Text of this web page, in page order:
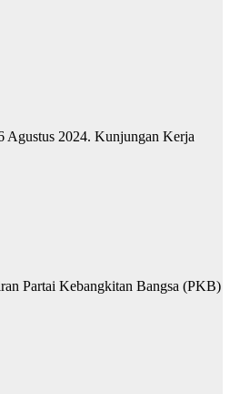
Agustus 2024. Kunjungan Kerja
Partai Kebangkitan Bangsa (PKB)